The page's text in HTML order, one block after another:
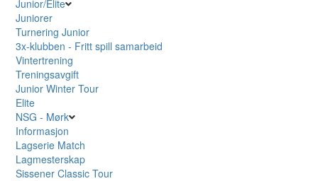
Junior/Elite
Juniorer
Turnering Junior
3x-klubben - Fritt spill samarbeid
Vintertrening
Treningsavgift
Junior Winter Tour
Elite
NSG - Mørk
Informasjon
Lagserie Match
Lagmesterskap
Sissener Classic Tour